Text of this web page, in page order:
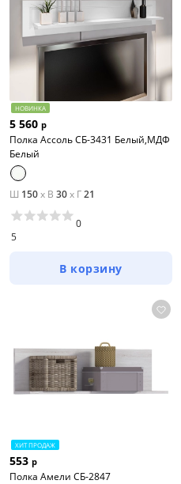
НОВИНКА
5 560 р
Полка Ассоль СБ-3431 Белый,МДФ
Белый
Ш 150x В 30x Г21
5
0
В корзину
ХИТ ПРОДАЖ
553 р
Полка Амели СБ-2847